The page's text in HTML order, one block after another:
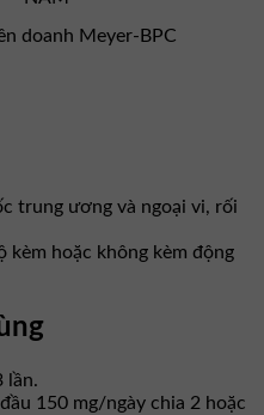
doanh Meyer-BPC
trung ương và ngoại vi, rối
hoặc không kèm động
lần.
150 mg/ngày chia 2 hoặc